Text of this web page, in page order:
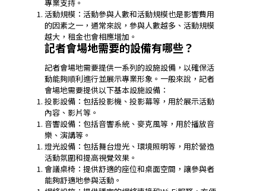
專業支持。
活動規模：活動參與人數和活動規模也是影響費用
的因素之一，通常來說，參與人數越多、活動規模
越大，租金也會相應增加。
記者會場地需要的設備有哪些？
記者會場地需要提供一系列的設施設備，以確保活
動能夠順利進行並展示專業形象。一般來說，記者
會場地需要提供以下基本設施設備：
投影設備：包括投影機、投影幕等，用於展示活動
內容、影片等。
音響設備：包括音響系統、麥克風等，用於播放音
樂、演講等。
燈光設備：包括舞台燈光、環境照明等，用於營造
活動氛圍和提高視覺效果。
會議桌椅：提供舒適的座位和桌面空間，讓參與者
能夠舒適地參與活動。